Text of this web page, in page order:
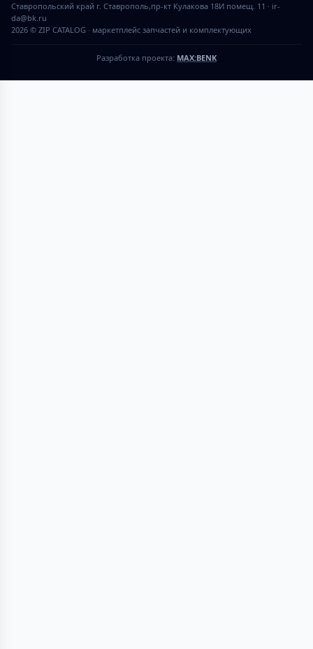
2026 © ZIP CATALOG · маркетплейс запчастей и комплектующих
Ставропольский край г. Ставрополь,пр-кт Кулакова 18И помещ. 11 · ir-
da@bk.ru
Разработка проекта: MAX:BENK